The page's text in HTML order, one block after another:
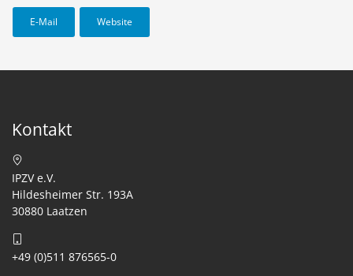
E-Mail Website
Kontakt
IPZV e.V.
Hildesheimer Str. 193A
30880 Laatzen
+49 (0)511 876565-0